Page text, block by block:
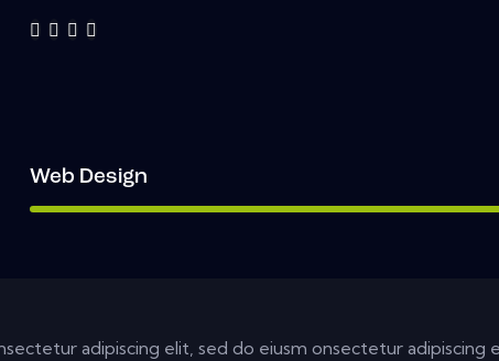
Web Design
adipiscing elit, sed do eiusm onsectetur